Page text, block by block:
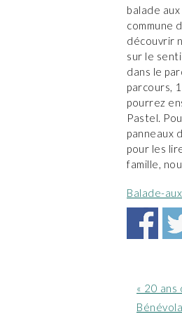
balade
commune
découvrir
sur le
dans le
parcours,
pourrez
Pastel.
panneaux
pour les
famille,
Balade-
Article
« 20 ans